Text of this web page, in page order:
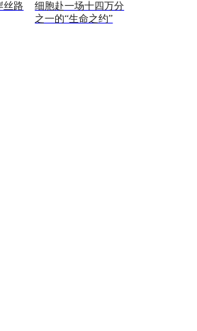
丝路
细胞赴一场十四万分
之一的“生命之约”